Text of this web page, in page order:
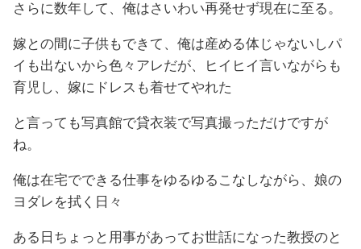
さらに数年して、俺はさいわい再発せず現在に至る。
嫁との間に子供もできて、俺は産める体じゃないしパ
イも出ないから色々アレだが、ヒイヒイ言いながらも
育児し、嫁にドレスも着せてやれた
と言っても写真館で貸衣装で写真撮っただけですが
ね。
俺は在宅でできる仕事をゆるゆるこなしながら、娘の
ヨダレを拭く日々
ある日ちょっと用事があってお世話になった教授のと